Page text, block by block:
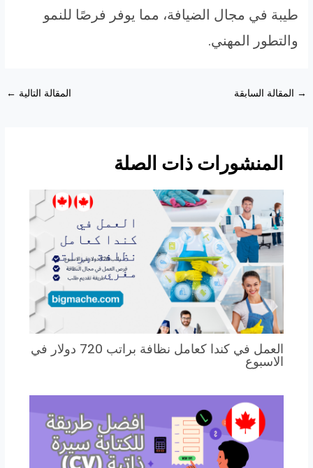
طيبة في مجال الضيافة، مما يوفر فرصًا للنمو
والتطور المهني.
Post
→ المقالة السابقة المقالة التالية ←
المنشورات ذات الصلة
العمل في كندا كعامل نظافة براتب 720 دولار في
الاسبوع